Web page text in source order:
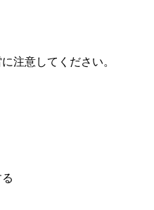
注意してください。